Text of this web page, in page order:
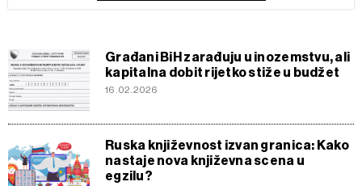
Građani BiH zarađuju u inozemstvu, ali
kapitalna dobit rijetko stiže u budžet
16.02.2026
Ruska književnost izvan granica: Kako
nastaje nova književna scena u
egzilu?